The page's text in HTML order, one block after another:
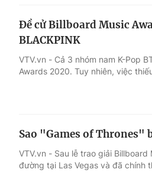
Đề cử Billboard Music
BLACKPINK
VTV.vn - Cả 3 nhóm nam K-Pop
Awards 2020. Tuy nhiên, việc
Sao "Games of Thrones"
VTV.vn - Sau lễ trao giải
đường tại Las Vegas và đã chính